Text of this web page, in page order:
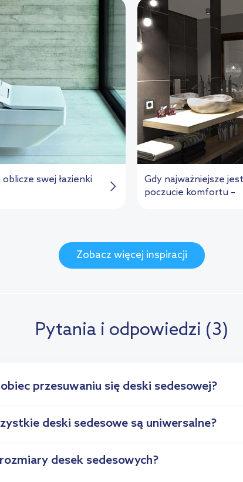
swej łazienki
Gdy najważniejsze jest
poczucie komfortu –
Zobacz więcej inspiracji
Pytania i odpowiedzi (3)
przesuwaniu się deski sedesowej?
deski sedesowe są uniwersalne?
desek sedesowych?